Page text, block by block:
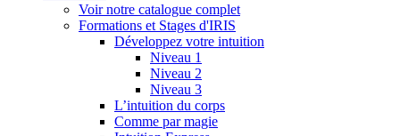
Voir notre catalogue complet
Formations et Stages d'IRIS
Développez votre intuition
Niveau 1
Niveau 2
Niveau 3
L’intuition du corps
Comme par magie